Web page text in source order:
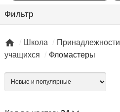
Фильтр
 Школа
учащихся
Фломастеры